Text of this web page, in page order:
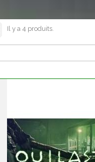
Il y a 4 produits.